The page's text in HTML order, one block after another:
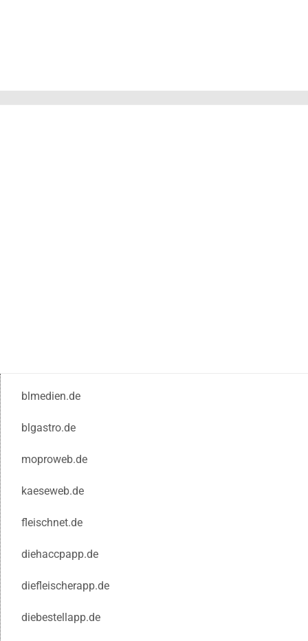
blmedien.de
blgastro.de
moproweb.de
kaeseweb.de
fleischnet.de
diehaccpapp.de
diefleischerapp.de
diebestellapp.de